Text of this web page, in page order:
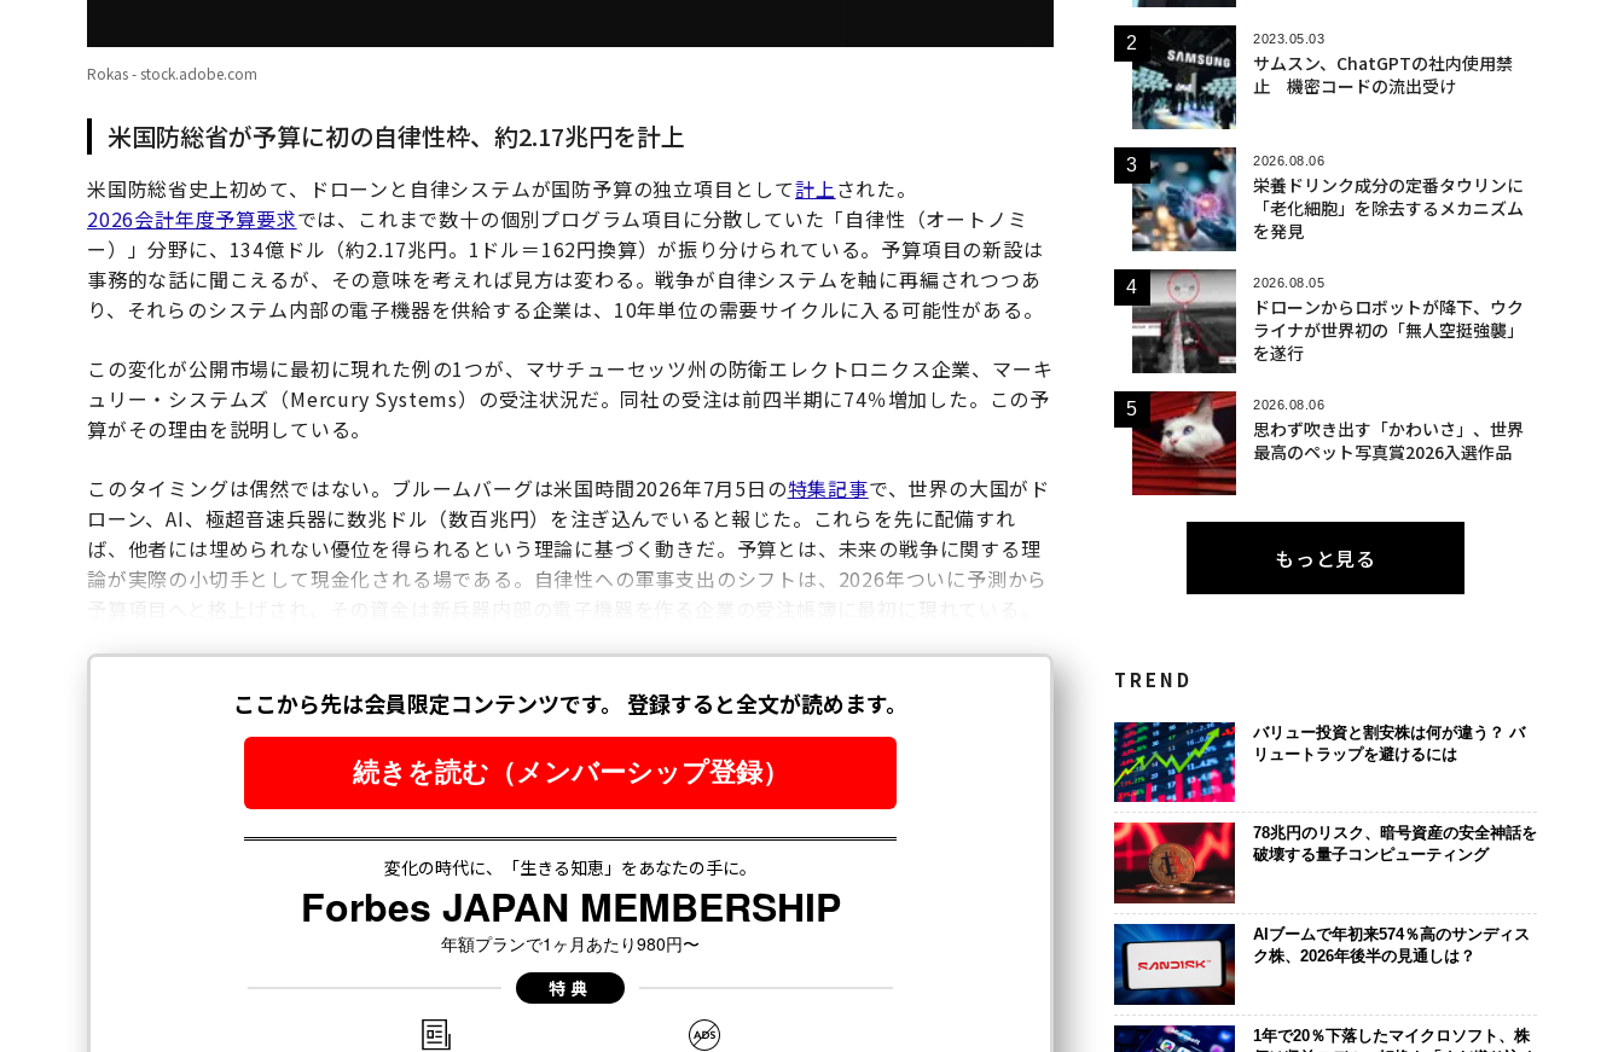
Rokas - stock.adobe.com
米国防総省が予算に初の自律性枠、約2.17兆円を計上
米国防総省史上初めて、ドローンと自律システムが国防予算の独立項目として計上された。
2026会計年度予算要求では、これまで数十の個別プログラム項目に分散していた「自律性（オートノミ
ー）」分野に、134億ドル（約2.17兆円。1ドル＝162円換算）が振り分けられている。予算項目の新設は
事務的な話に聞こえるが、その意味を考えれば見方は変わる。戦争が自律システムを軸に再編されつつあ
り、それらのシステム内部の電子機器を供給する企業は、10年単位の需要サイクルに入る可能性がある。
この変化が公開市場に最初に現れた例の1つが、マサチューセッツ州の防衛エレクトロニクス企業、マーキ
ュリー・システムズ（Mercury Systems）の受注状況だ。同社の受注は前四半期に74％増加した。この予
算がその理由を説明している。
このタイミングは偶然ではない。ブルームバーグは米国時間2026年7月5日の特集記事で、世界の大国がド
ローン、AI、極超音速兵器に数兆ドル（数百兆円）を注ぎ込んでいると報じた。これらを先に配備すれ
ば、他者には埋められない優位を得られるという理論に基づく動きだ。予算とは、未来の戦争に関する理
論が実際の小切手として現金化される場である。自律性への軍事支出のシフトは、2026年ついに予測から
2023.05.03
サムスン、ChatGPTの社内使用禁
止 機密コードの流出受け
2026.08.06
栄養ドリンク成分の定番タウリンに
「老化細胞」を除去するメカニズム
を発見
2026.08.05
ドローンからロボットが降下、ウク
ライナが世界初の「無人空挺強襲」
を遂行
2026.08.06
思わず吹き出す「かわいさ」、世界
最高のペット写真賞2026入選作品
もっと見る
TREND
バリュー投資と割安株は何が違う？ バ
リュートラップを避けるには
78兆円のリスク、暗号資産の安全神話を
破壊する量子コンピューティング
AIブームで年初来574％高のサンディス
ク株、2026年後半の見通しは？
1年で20％下落したマイクロソフト、株